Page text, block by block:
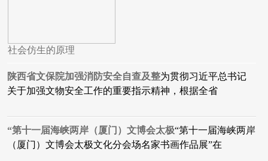
社会仿生的原理
陕西省文保院加强消防安全自查及整为贯彻习近平总书记
关于加强文物安全工作的重要指示精神，根据全省
“第十一届海峡两岸（厦门）文博会太极“第十一届海峡两岸
（厦门）文博会太极文化分会场名家书画作品展”在